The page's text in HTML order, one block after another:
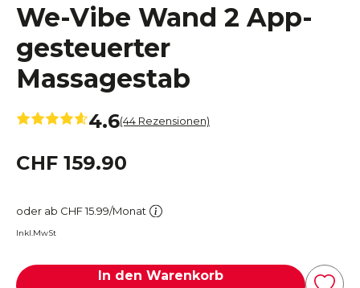
We-Vibe Wand 2 App-
gesteuerter
Massagestab
4.6(44 Rezensionen)
CHF 159.90
oder ab CHF 15.99/Monat
Inkl.MwSt
In den Warenkorb